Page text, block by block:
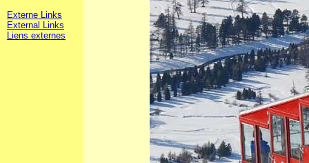
Externe Links
External Links
Liens externes